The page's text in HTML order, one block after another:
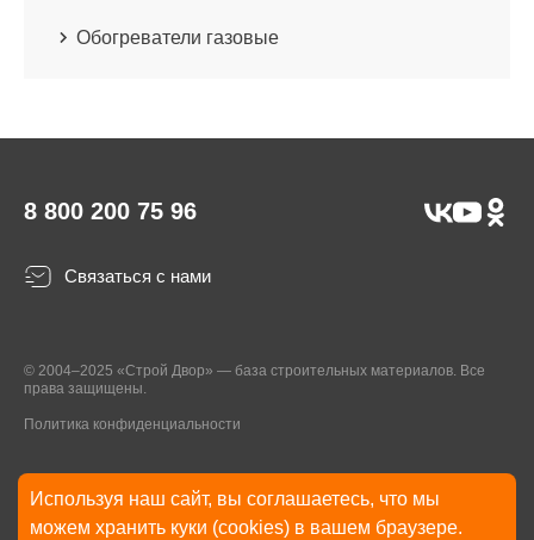
Используя наш сайт, вы соглашаетесь, что мы
можем хранить куки (cookies) в вашем браузере.
Обогреватели газовые
8 800 200 75 96
Связаться с нами
© 2004–2025 «Строй Двор» — база строительных материалов. Все
права защищены.
Политика конфиденциальности
* Указанные на Сайте цены, комплектации, описания и технические